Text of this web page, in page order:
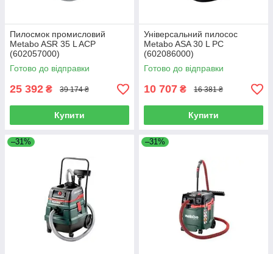
Пилосмок промисловий
Metabo ASR 35 L ACP
(602057000)
Готово до відправки
25 392 ₴ 39 174 ₴
Купити
Універсальний пилосос
Metabo ASA 30 L PC
(602086000)
Готово до відправки
10 707 ₴ 16 381 ₴
Купити
–31% –31%